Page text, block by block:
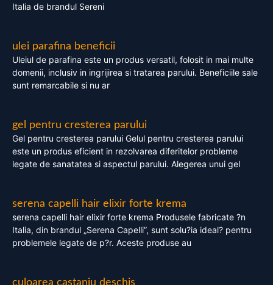
Italia de brandul Sereni
ulei parafina beneficii
Uleiul de parafina este un produs versatil, folosit in mai multe
domenii, inclusiv in ingrijirea si tratarea parului. Beneficiile sale
sunt remarcabile si nu ar
gel pentru cresterea parului
Gel pentru cresterea parului Gelul pentru cresterea parului
este un produs eficient in rezolvarea diferitelor probleme
legate de sanatatea si aspectul parului. Alegerea unui gel
serena capelli hair elixir forte krema
serena capelli hair elixir forte krema Produsele fabricate ?n
Italia, din brandul „Serena Capelli”, sunt solu?ia ideal? pentru
problemele legate de p?r. Aceste produse au
culoarea castaniu deschis